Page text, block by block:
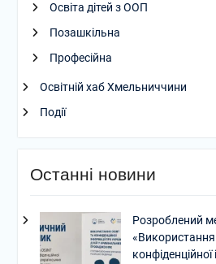
Освіта дітей з ООП
Позашкільна
Професійна
Освітній хаб Хмельниччини
Події
Останні новини
Розроблений
«Використання